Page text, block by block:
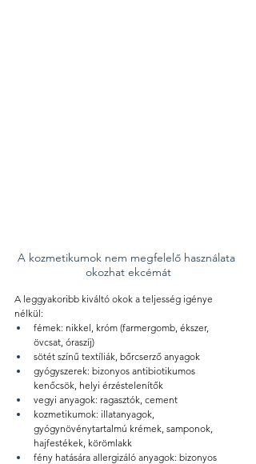
A kozmetikumok nem megfelelő használata
okozhat ekcémát
A leggyakoribb kiváltó okok a teljesség igénye
nélkül:
fémek: nikkel, króm (farmergomb, ékszer,
övcsat, óraszíj)
sötét színű textíliák, bőrcserző anyagok
gyógyszerek: bizonyos antibiotikumos
kenőcsök, helyi érzéstelenítők
vegyi anyagok: ragasztók, cement
kozmetikumok: illatanyagok,
gyógynövénytartalmú krémek, samponok,
hajfestékek, körömlakk
fény hatására allergizáló anyagok: bizonyos